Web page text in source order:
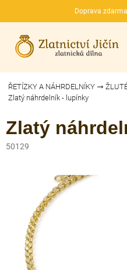
Doprava
CZK
ŘETÍZKY A NÁHRDELNÍKY
Zlatý náhrdelník - lupínky
Zlatý
50129